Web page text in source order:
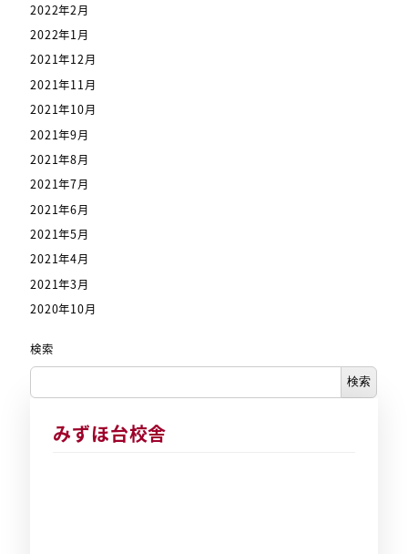
2022年2月
2022年1月
2021年12月
2021年11月
2021年10月
2021年9月
2021年8月
2021年7月
2021年6月
2021年5月
2021年4月
2021年3月
2020年10月
検索
検索
みずほ台校舎